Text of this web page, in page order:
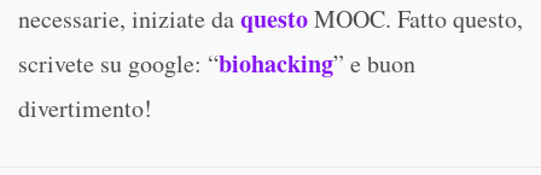
necessarie, iniziate daquestoMOOC. Fatto questo,
scrivete su google: “biohacking” e buon
divertimento!